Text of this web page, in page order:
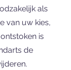
als
van uw kies,
is
de